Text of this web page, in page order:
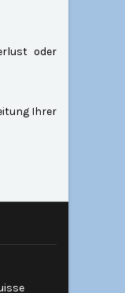
oder
Ihrer